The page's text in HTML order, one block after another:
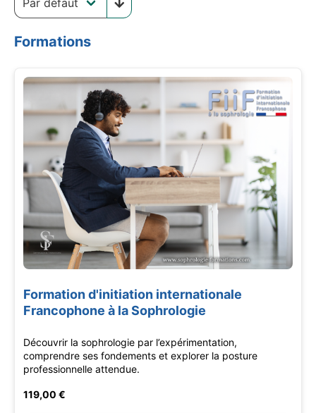
Formations
Formation d'initiation internationale
Francophone à la Sophrologie
Découvrir la sophrologie par l’expérimentation,
comprendre ses fondements et explorer la posture
professionnelle attendue.
119,00 €